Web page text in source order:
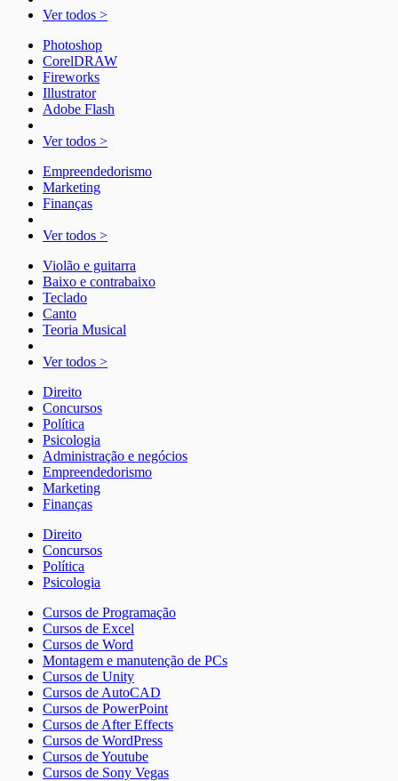
Ver todos >
Photoshop
CorelDRAW
Fireworks
Illustrator
Adobe Flash
Ver todos >
Empreendedorismo
Marketing
Finanças
Ver todos >
Violão e guitarra
Baixo e contrabaixo
Teclado
Canto
Teoria Musical
Ver todos >
Direito
Concursos
Política
Psicologia
Administração e negócios
Empreendedorismo
Marketing
Finanças
Direito
Concursos
Política
Psicologia
Cursos de Programação
Cursos de Excel
Cursos de Word
Montagem e manutenção de PCs
Cursos de Unity
Cursos de AutoCAD
Cursos de PowerPoint
Cursos de After Effects
Cursos de WordPress
Cursos de Youtube
Cursos de Sony Vegas